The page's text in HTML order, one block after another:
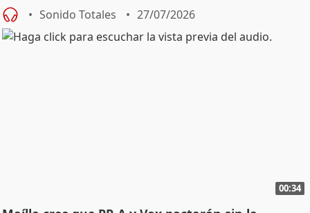
Sonido Totales 27/07/2026
00:34